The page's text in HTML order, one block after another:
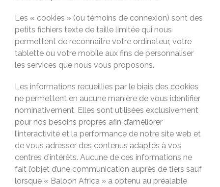
Les « cookies » (ou témoins de connexion) sont des
petits fichiers texte de taille limitée qui nous
permettent de reconnaître votre ordinateur, votre
tablette ou votre mobile aux fins de personnaliser
les services que nous vous proposons.
Les informations recueillies par le biais des cookies
ne permettent en aucune manière de vous identifier
nominativement. Elles sont utilisées exclusivement
pour nos besoins propres afin d’améliorer
l’interactivité et la performance de notre site web et
de vous adresser des contenus adaptés à vos
centres d’intérêts. Aucune de ces informations ne
fait l’objet d’une communication auprès de tiers sauf
lorsque « Baloon Africa » a obtenu au préalable